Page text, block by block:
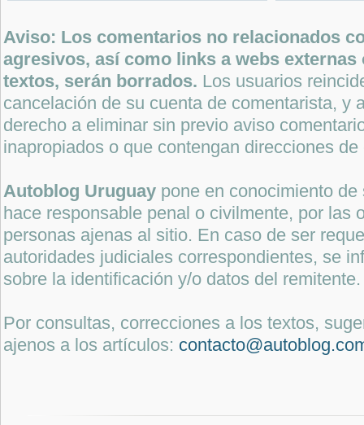
Aviso: Los comentarios no relacionados
agresivos, así como links a webs
textos, serán borrados. Los usuarios
cancelación de su cuenta de comentarista, y
derecho a eliminar sin previo aviso
inapropiados o que contengan direcciones
Autoblog Uruguay pone en conocimiento
hace responsable penal o civilmente, por las
personas ajenas al sitio. En caso de ser
autoridades judiciales correspondientes, se
sobre la identificación y/o datos del remitente.
Por consultas, correcciones a los textos,
ajenos a los artículos: